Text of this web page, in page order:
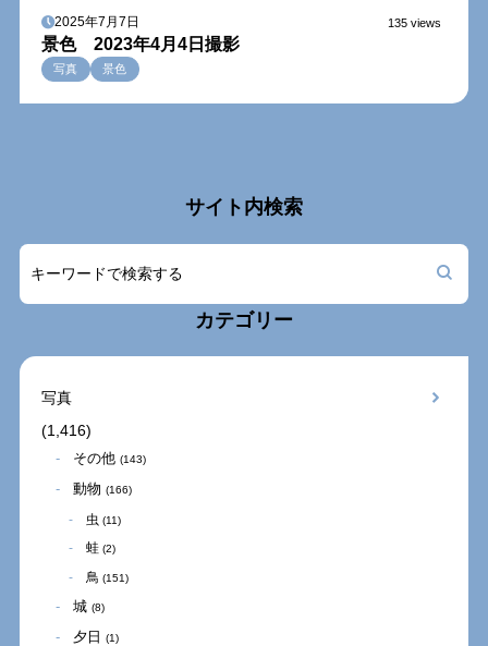
2025年7月7日 135 views
景色 2023年4月4日撮影
写真 景色
サイト内検索
カテゴリー
写真
(1,416)
その他 (143)
動物 (166)
虫 (11)
蛙 (2)
鳥 (151)
城 (8)
夕日 (1)